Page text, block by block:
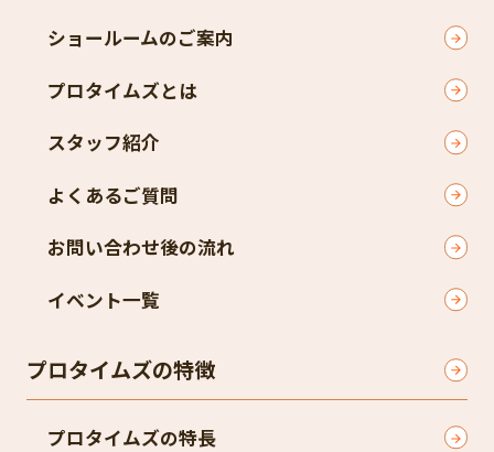
ショールームのご案内
プロタイムズとは
スタッフ紹介
よくあるご質問
お問い合わせ後の流れ
イベント一覧
プロタイムズの特徴
プロタイムズの特長